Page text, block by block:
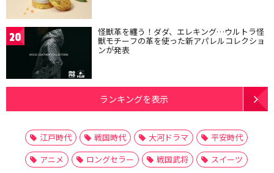
20 怪獣革を纏う！ダダ、エレキング…ウルトラ怪
獣モチーフの革を使った新アパレルコレクショ
ンが発表
ランキングを表示
江戸時代 戦国時代 大河ドラマ
平安時代
アニメ
ロングセラー 戦国武将
スイーツ